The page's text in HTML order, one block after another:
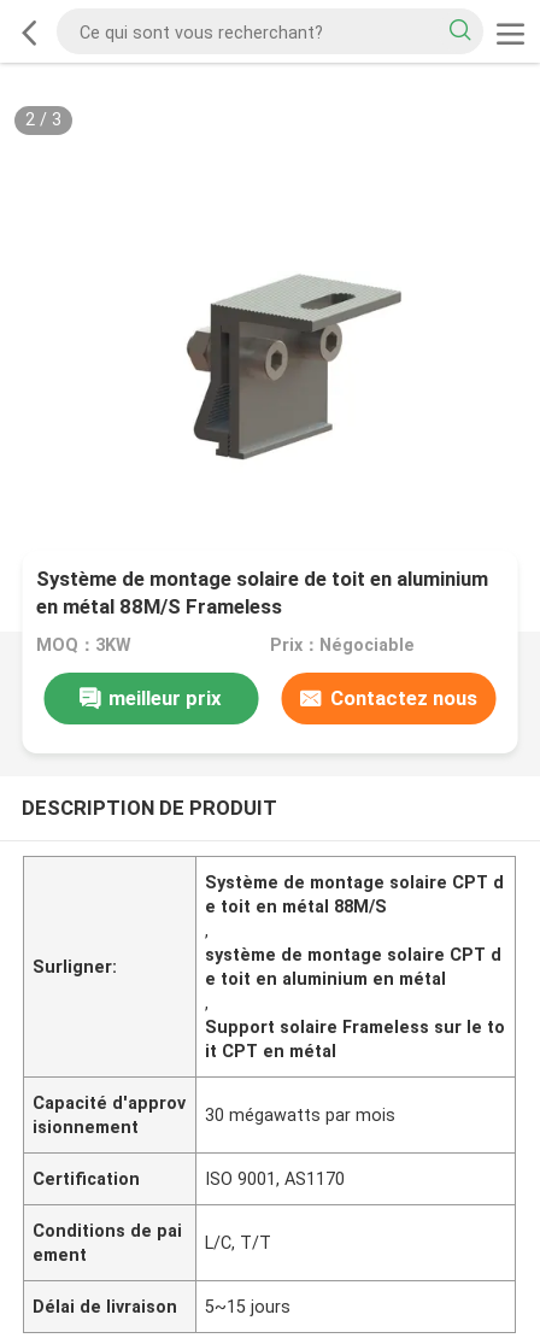
2/ 3
Système de montage solaire de toit en aluminium
en métal 88M/S Frameless
MOQ：3KW Prix：Négociable
meilleur prix Contactez nous
DESCRIPTION DE PRODUIT
Surligner:
Système de montage solaire CPT d
e toit en métal 88M/S
,
système de montage solaire CPT d
e toit en aluminium en métal
,
Support solaire Frameless sur le to
it CPT en métal
Capacité d'approv
isionnement
30 mégawatts par mois
Certification ISO 9001, AS1170
Conditions de pai
ement
L/C, T/T
Délai de livraison 5~15 jours